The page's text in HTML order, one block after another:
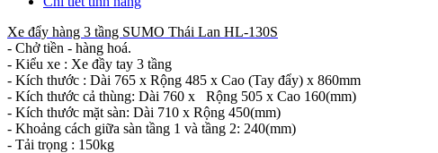
Xe đẩy hàng 3 tầng SUMO Thái Lan HL-130S
- Chở tiền - hàng hoá.
- Kiểu xe : Xe đầy tay 3 tầng
- Kích thước : Dài 765 x Rộng 485 x Cao (Tay đẩy) x 860mm
- Kích thước cả thùng: Dài 760 x Rộng 505 x Cao 160(mm)
- Kích thước mặt sàn: Dài 710 x Rộng 450(mm)
- Khoảng cách giữa sàn tầng 1 và tầng 2: 240(mm)
- Tải trọng : 150kg